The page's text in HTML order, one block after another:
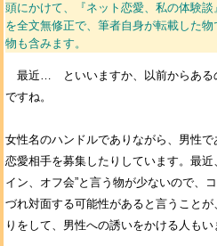
頭にかけて、『ネット恋愛、私の体験
を全文無修正で、筆者自身が転載した
物も含みます。
最近… といいますか、以前からある
ですね。
女性名のハンドルでありながら、男性
恋愛相手を募集したりしています。最
イン、オフ会”と言う物が少ないので、
づれ対面する可能性があると言うこと
りをして、男性への誘いをかける人もい